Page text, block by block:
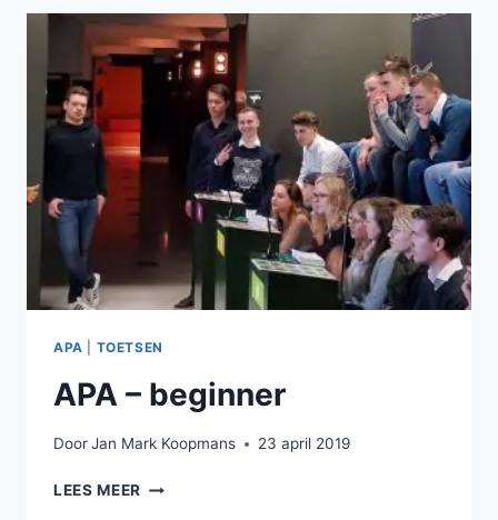
APA TOETSEN
APA – beginner
DoorJan Mark Koopmans 23 april 2019
LEES MEER APA